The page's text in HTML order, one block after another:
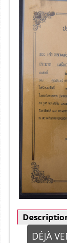
DÉJÀ